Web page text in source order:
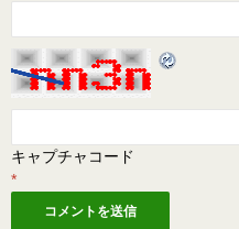
キャプチャコード
*